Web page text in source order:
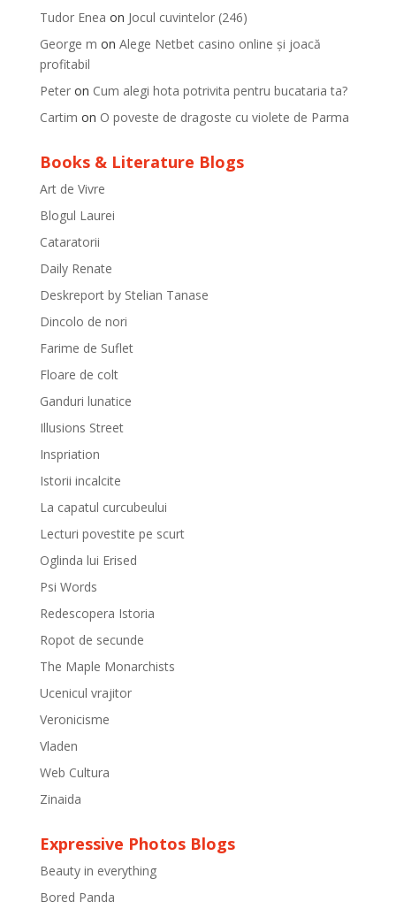
Tudor Enea on Jocul cuvintelor (246)
George m on Alege Netbet casino online și joacă
profitabil
Peteron Cum alegi hota potrivita pentru bucataria ta?
Cartim on O poveste de dragoste cu violete de Parma
Books & Literature Blogs
Art de Vivre
Blogul Laurei
Cataratorii
Daily Renate
Deskreport by Stelian Tanase
Dincolo de nori
Farime de Suflet
Floare de colt
Ganduri lunatice
Illusions Street
Inspriation
Istorii incalcite
La capatul curcubeului
Lecturi povestite pe scurt
Oglinda lui Erised
Psi Words
Redescopera Istoria
Ropot de secunde
The Maple Monarchists
Ucenicul vrajitor
Veronicisme
Vladen
Web Cultura
Zinaida
Expressive Photos Blogs
Beauty in everything
Bored Panda